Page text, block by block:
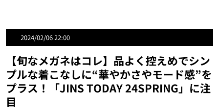
2024/02/06 22:00
【旬なメガネはコレ】品よく控えめでシン
プルな着こなしに“華やかさやモード感”を
プラス！「JINS TODAY 24SPRING」に注
目